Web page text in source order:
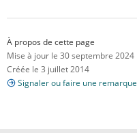
À propos de cette page
Mise à jour le 30 septembre 2024
Créée le 3 juillet 2014
Signaler ou faire une remarque